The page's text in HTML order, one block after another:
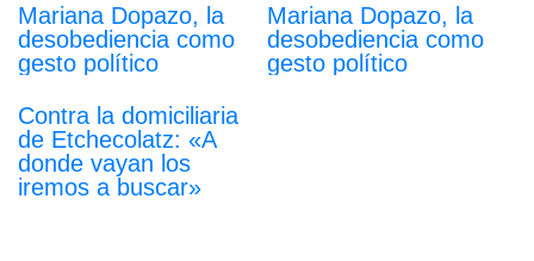
Mariana Dopazo, la
desobediencia como
gesto político
Mariana Dopazo, la
desobediencia como
gesto político
Contra la domiciliaria
de Etchecolatz: «A
donde vayan los
iremos a buscar»